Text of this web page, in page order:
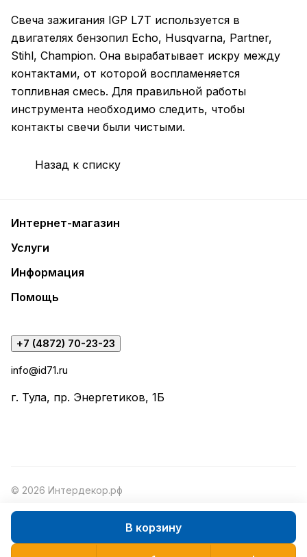
В корзину
Свеча зажигания IGP L7T используется в
двигателях бензопил Echo, Husqvarna, Partner,
Stihl, Champion. Она вырабатывает искру между
контактами, от которой воспламеняется
топливная смесь. Для правильной работы
инструмента необходимо следить, чтобы
контакты свечи были чистыми.
Назад к списку
Интернет-магазин
Услуги
Информация
Помощь
+7 (4872) 70-23-23
info@id71.ru
г. Тула, пр. Энергетиков, 1Б
© 2026 Интердекор.рф